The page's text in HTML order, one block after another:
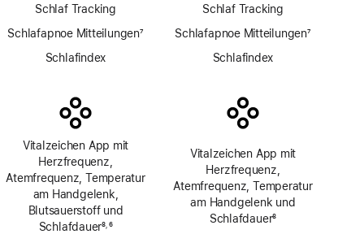
Schlaf Tracking
Schlafapnoe Mitteilungen7
Schlafindex
Vitalzeichen App mit
Herzfrequenz,
Atemfrequenz, Temperatur
am Handgelenk,
Blutsauerstoff und
Schlafdauer8, 6
Schlaf Tracking
Schlafapnoe Mitteilungen7
Schlafindex
Vitalzeichen App mit
Herzfrequenz,
Atemfrequenz, Temperatur
am Handgelenk und
Schlafdauer8